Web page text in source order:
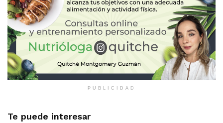
PUBLICIDAD
Te puede interesar